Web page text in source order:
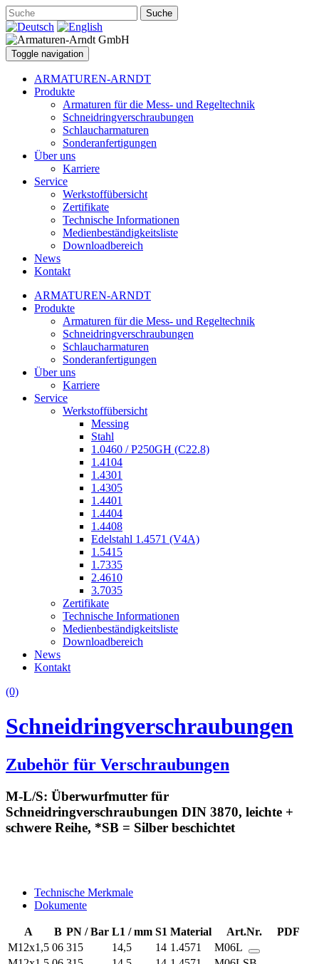
Suche
Toggle navigation
ARMATUREN-ARNDT
Produkte
Armaturen für die Mess- und Regeltechnik
Schneidringverschraubungen
Schlaucharmaturen
Sonderanfertigungen
Über uns
Karriere
Service
Werkstoffübersicht
Zertifikate
Technische Informationen
Medienbeständigkeitsliste
Downloadbereich
News
Kontakt
ARMATUREN-ARNDT
Produkte
Armaturen für die Mess- und Regeltechnik
Schneidringverschraubungen
Schlaucharmaturen
Sonderanfertigungen
Über uns
Karriere
Service
Werkstoffübersicht
Messing
Stahl
1.0460 / P250GH (C22.8)
1.4104
1.4301
1.4305
1.4401
1.4404
1.4408
Edelstahl 1.4571 (V4A)
1.5415
1.7335
2.4610
3.7035
Zertifikate
Technische Informationen
Medienbeständigkeitsliste
Downloadbereich
News
Kontakt
(0)
Schneidringverschraubungen
Zubehör für Verschraubungen
M-L/S: Überwurfmutter für
Schneidringverschraubungen DIN 3870, leichte +
schwere Reihe, *SB = Silber beschichtet
Technische Merkmale
Dokumente
A B PN / Bar L1 / mm S1 Material Art.Nr.
PDF
M12x1,5 06 315 14,5 14 1.4571
M06L